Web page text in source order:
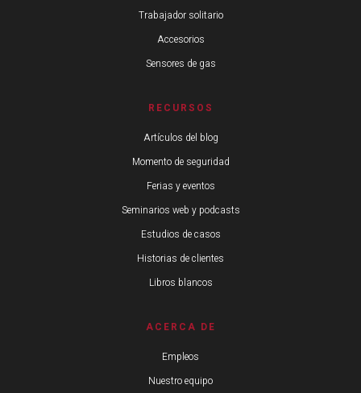
Trabajador solitario
Accesorios
Sensores de gas
RECURSOS
Artículos del blog
Momento de seguridad
Ferias y eventos
Seminarios web y podcasts
Estudios de casos
Historias de clientes
Libros blancos
ACERCA DE
Empleos
Nuestro equipo